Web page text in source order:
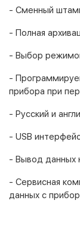
- Сменный
- Полная
- Выбор
-
прибора при
- Русский и
- USB
- Вывод данных
- Сервисная
данных с